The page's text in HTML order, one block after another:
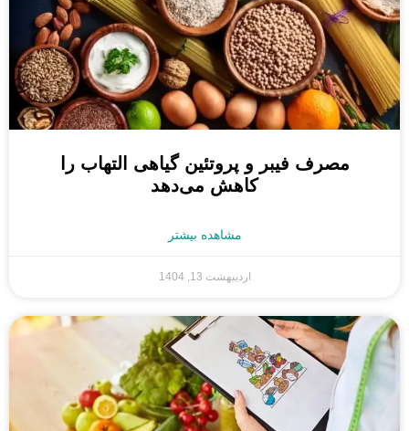
مصرف فیبر و پروتئین گیاهی التهاب را
کاهش می‌دهد
مشاهده بیشتر
اردیبهشت 13, 1404